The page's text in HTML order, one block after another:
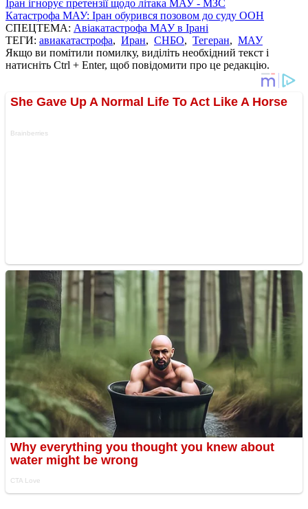
Іран ігнорує претензії щодо літака МАУ - МЗС
Катастрофа МАУ: Іран обурився позовом до суду ООН
СПЕЦТЕМА: Авіакатастрофа МАУ в Ірані
ТЕГИ: авиакатастрофа, Иран, СНБО, Тегеран, МАУ
Якщо ви помітили помилку, виділіть необхідний текст і
натисніть Ctrl + Enter, щоб повідомити про це редакцію.